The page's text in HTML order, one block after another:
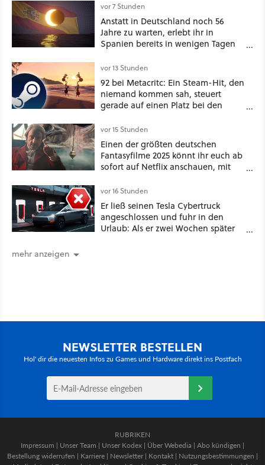
vor 7 Stunden
Anstatt in Deutschland noch 56
Jahre zu warten, erlebt ihr in
Spanien bereits in wenigen Tagen
vor 13 Stunden
92 bei Metacritc: Ein Steam-Hit, den
niemand kommen sah, steuert
gerade auf einen Platz bei den
vor 15 Stunden
Einen der größten deutschen
Fantasyfilme 2025 könnt ihr euch ab
sofort auf Netflix anschauen, mit
vor 16 Stunden
Er ließ seinen Tesla Cybertruck
angeschlossen und fuhr in den
Urlaub: Als er zwei Wochen später
mehr anzeigen
NEWSLETTER BESTELLEN
Hol' dir die neuesten Infos zu Games und Hardware direkt ins Postfach
RUBRIKEN
Impressum | Unser Team | Unser Kodex | Über Webedia | Abo kündigen |
Bestellung widerrufen | Karriere | Newsletter | Kontakt | Nutzungsbestimmungen |